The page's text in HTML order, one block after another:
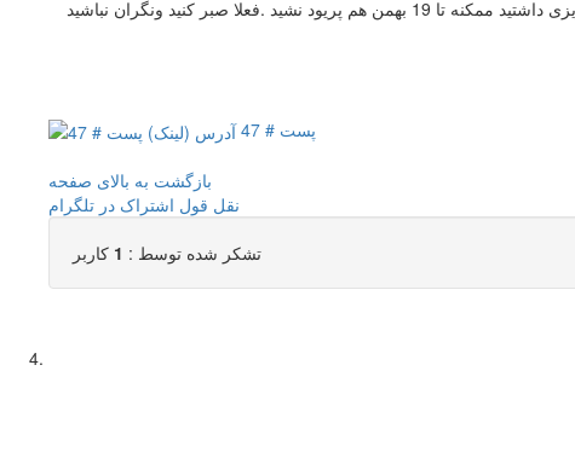
پست # 47
بازگشت به بالای صفحه
نقل قول اشتراک در تلگرام
تشکر شده توسط : 1 کاربر